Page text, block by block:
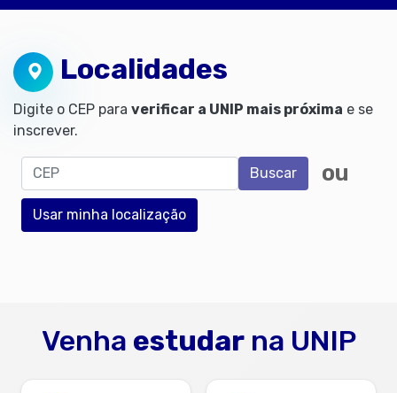
Localidades
Digite o CEP para verificar a UNIP mais próxima e se
inscrever.
CEP Buscar ou
Usar minha localização
Venha estudarna UNIP